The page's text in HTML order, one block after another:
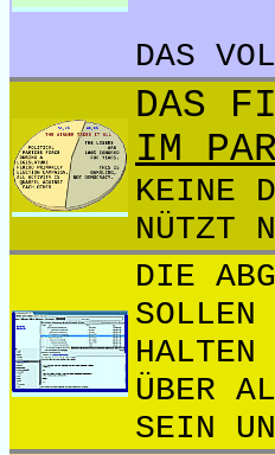
DAS
DAS
IM
KEINE
NÜTZT
DIE
ÜBER
SEIN